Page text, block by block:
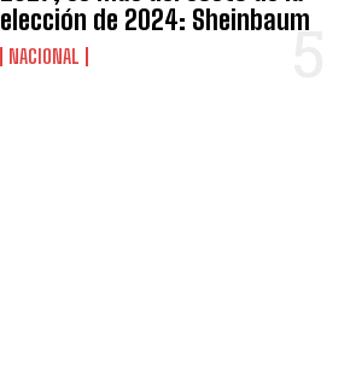
elección de 2024: Sheinbaum
NACIONAL